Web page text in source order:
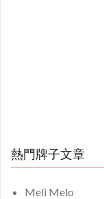
熱門牌子文章
Meli Melo